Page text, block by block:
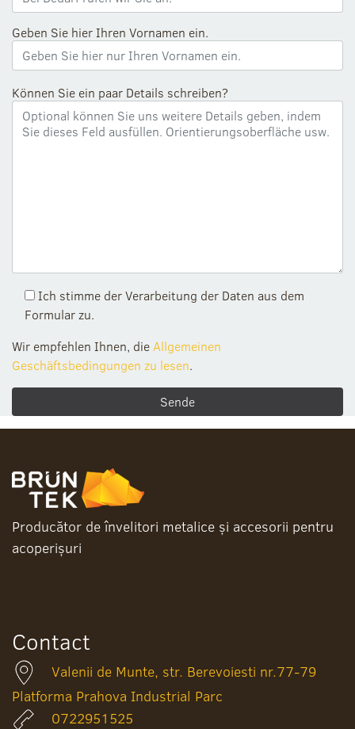
Geben Sie hier Ihren Vornamen ein.
Können Sie ein paar Details schreiben?
Ich stimme der Verarbeitung der Daten aus dem
Formular zu.
Wir empfehlen Ihnen, dieAllgemeinen
Geschäftsbedingungen zu lesen.
Producător de învelitori metalice și accesorii pentru
acoperișuri
Contact
Valenii de Munte, str. Berevoiesti nr.77-79
Platforma Prahova Industrial Parc
0722951525